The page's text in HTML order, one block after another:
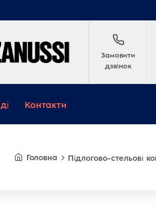
Замовити
дзвінок
Контакти
Головна Підлогово-стельові